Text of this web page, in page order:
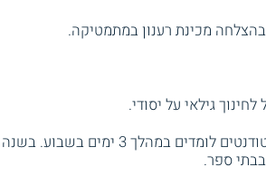
מכינת רענון במתמטיקה.
גילאי על יסודי.
משכה של התכנית במסלול היסודי הוא כשנתיים, כאשר הסטודנטים לומדים במהלך 3 ימים בשבוע. בשנה
ספר.